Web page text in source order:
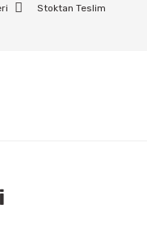
Stoktan Teslim